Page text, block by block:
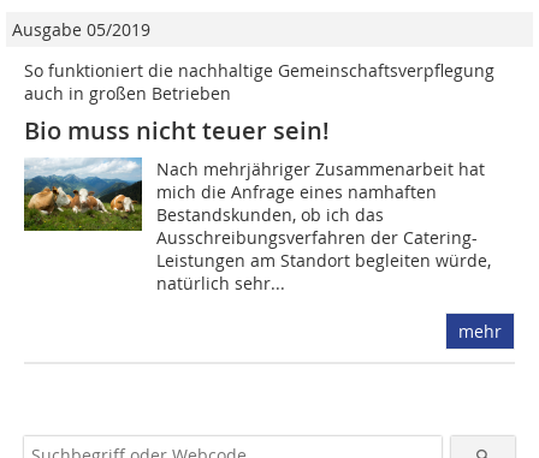
Ausgabe 05/2019
So funktioniert die nachhaltige Gemeinschaftsverpflegung
auch in großen Betrieben
Bio muss nicht teuer sein!
Nach mehrjähriger Zusammenarbeit hat
mich die Anfrage eines namhaften
Bestandskunden, ob ich das
Ausschreibungsverfahren der Catering-
Leistungen am Standort begleiten würde,
natürlich sehr...
mehr